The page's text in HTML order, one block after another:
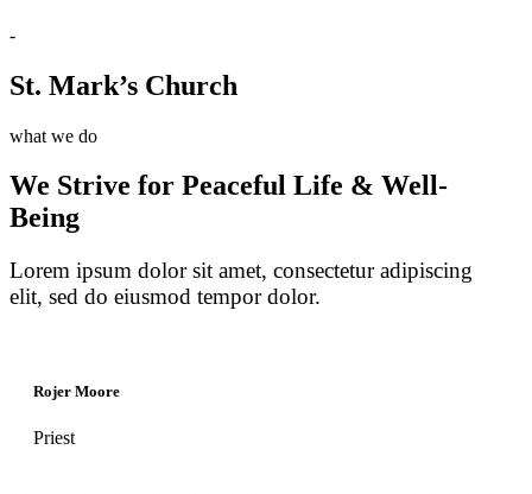
-
St. Mark’s Church
what we do
We Strive for Peaceful Life & Well-
Being
Lorem ipsum dolor sit amet, consectetur adipiscing
elit, sed do eiusmod tempor dolor.
Rojer Moore
Priest